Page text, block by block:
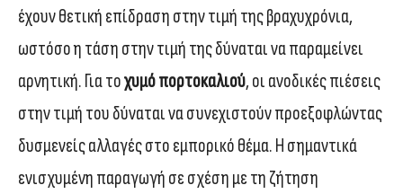
έχουν θετική επίδραση στην τιμή της βραχυχρόνια,
ωστόσο η τάση στην τιμή της δύναται να παραμείνει
αρνητική. Για τοχυμό πορτοκαλιού, οι ανοδικές πιέσεις
στην τιμή του δύναται να συνεχιστούν προεξοφλώντας
δυσμενείς αλλαγές στο εμπορικό θέμα. Η σημαντικά
ενισχυμένη παραγωγή σε σχέση με τη ζήτηση